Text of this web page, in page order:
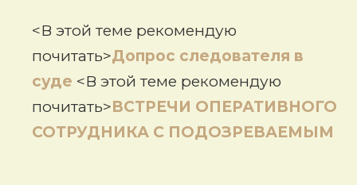
<В этой теме рекомендую
почитать>Допрос следователя в
суде <В этой теме рекомендую
почитать>ВСТРЕЧИ ОПЕРАТИВНОГО
СОТРУДНИКА С ПОДОЗРЕВАЕМЫМ